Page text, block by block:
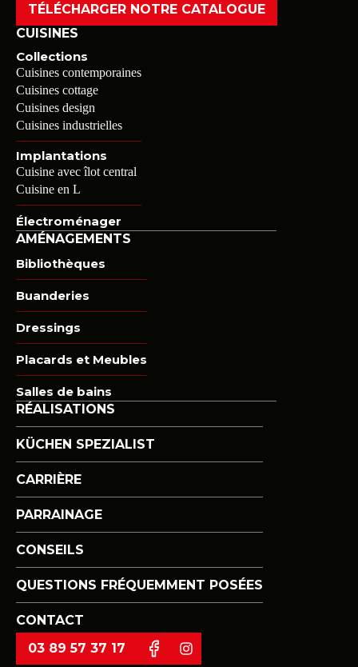
TÉLÉCHARGER NOTRE CATALOGUE
CUISINES
Collections
Cuisines contemporaines
Cuisines cottage
Cuisines design
Cuisines industrielles
Implantations
Cuisine avec îlot central
Cuisine en L
Électroménager
AMÉNAGEMENTS
Bibliothèques
Buanderies
Dressings
Placards et Meubles
Salles de bains
RÉALISATIONS
KÜCHEN SPEZIALIST
CARRIÈRE
PARRAINAGE
CONSEILS
QUESTIONS FRÉQUEMMENT POSÉES
CONTACT
03 89 57 37 17